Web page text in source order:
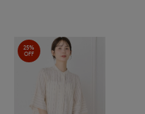
25%
OFF